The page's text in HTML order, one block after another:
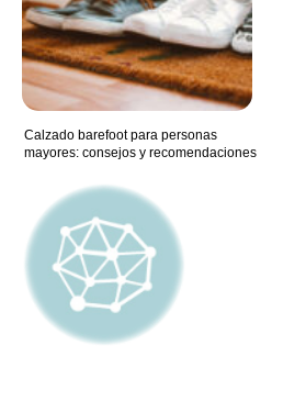
Calzado barefoot para personas
mayores: consejos y recomendaciones